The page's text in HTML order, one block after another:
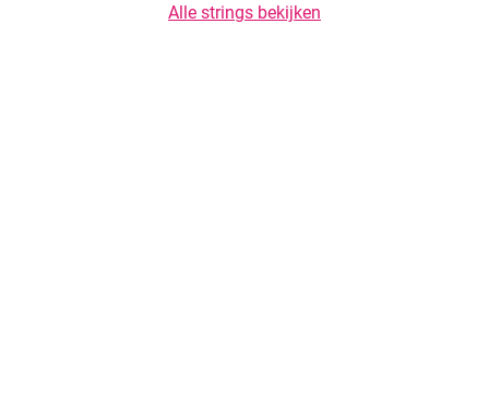
Alle strings bekijken